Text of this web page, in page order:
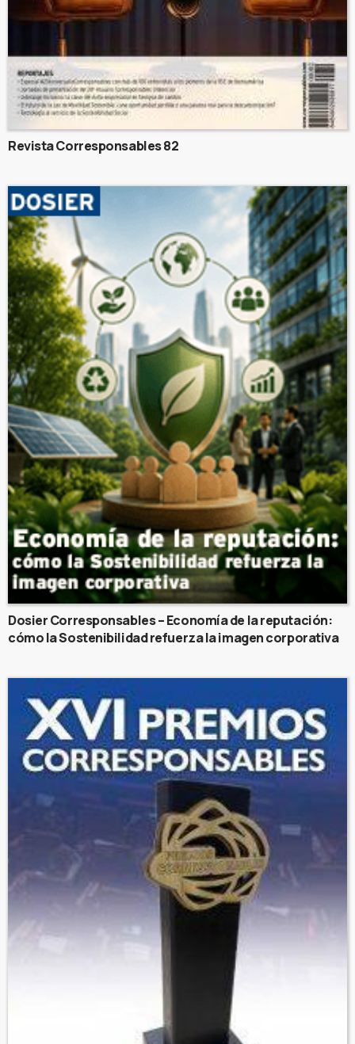
Revista Corresponsables 82
Dosier Corresponsables – Economía de la reputación:
cómo la Sostenibilidad refuerza la imagen corporativa